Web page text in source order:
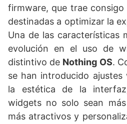
firmware, que trae consigo
destinadas a optimizar la
Una de las características
evolución en el uso de
distintivo de Nothing OS.
se han introducido ajustes
la estética de la
widgets no solo sean
más atractivos y